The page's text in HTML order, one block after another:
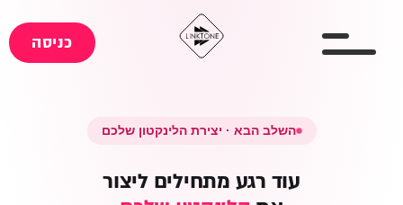
כניסה
השלב הבא · יצירת הלינקטון שלכם
עוד רגע מתחילים ליצור